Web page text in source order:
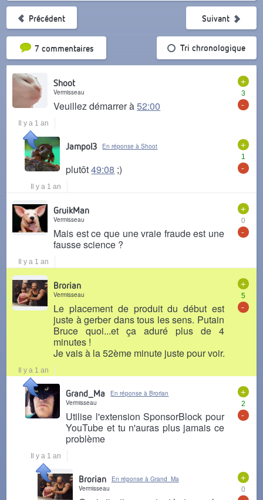
Précédent
7 commentairesTri par popularité Tri chronologique
Suivant
+
3
-
Shoot
Vermisseau
Veuillez démarrer à52:00
Il y a 1 an
+
1
-
Jampol3 En réponse à Shoot
plutôt49:08 ;)
Il y a 1 an
+
0
-
GruikMan
Vermisseau
Mais est ce que une vraie fraude est une
fausse science ?
Il y a 1 an
+
5
-
Brorian
Vermisseau
Le placement de produit du début est
juste à gerber dans tous les sens. Putain
Bruce quoi...et ça aduré plus de 4
minutes !
Je vais à la 52ème minute juste pour voir.
Il y a 1 an
+
2
-
Grand_Ma
En réponse à Brorian
Vermisseau
Utilise l'extension SponsorBlock pour
YouTube et tu n'auras plus jamais ce
problème
Il y a 1 an
+
0
Brorian
En réponse à Grand_Ma
Vermisseau